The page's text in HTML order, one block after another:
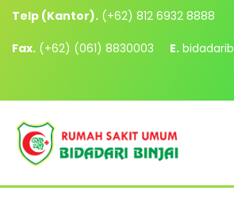
Telp (Kantor). (+62) 812 6932 8888
Fax. (+62) (061) 8830003 E.